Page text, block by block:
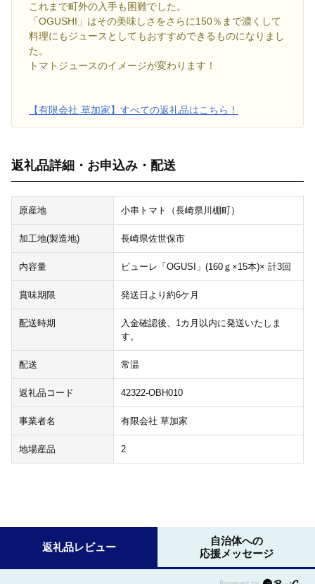
これまで町外の入手も困難でした。
「OGUSHI」はその美味しさをさらに150％まで濃くして
料理にもジュースとしてもおすすめできるものになりまし
た。
トマトジュースのイメージが変わります！
【有限会社 草加家】すべての返礼品はこちら！
返礼品詳細・お申込み・配送
原産地 小串トマト（長崎県川棚町）
加工地(製造地) 長崎県佐世保市
内容量 ピューレ「OGUSI」(160ｇ×15本)× 計3回
賞味期限 発送日より約6ケ月
配送時期
入金確認後、1カ月以内に発送いたしま
す。
配送 常温
返礼品コード 42322-OBH010
事業者名 有限会社 草加家
地場産品 2
返礼品レビュー
自治体への
応援メッセージ